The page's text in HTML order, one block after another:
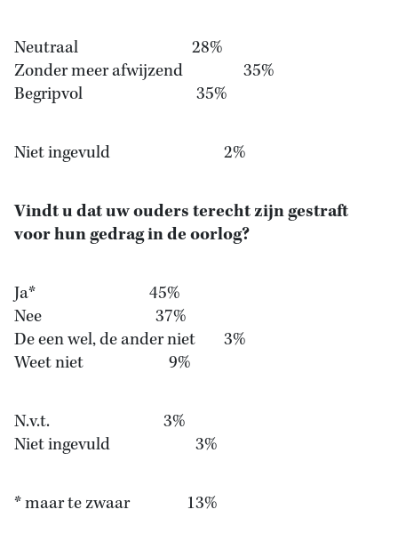
Neutraal 28%
Zonder meer afwijzend 35%
Begripvol 35%
Niet ingevuld 2%
Vindt u dat uw ouders terecht zijn gestraft
voor hun gedrag in de oorlog?
Ja* 45%
Nee 37%
De een wel, de ander niet 3%
Weet niet 9%
N.v.t. 3%
Niet ingevuld 3%
* maar te zwaar 13%